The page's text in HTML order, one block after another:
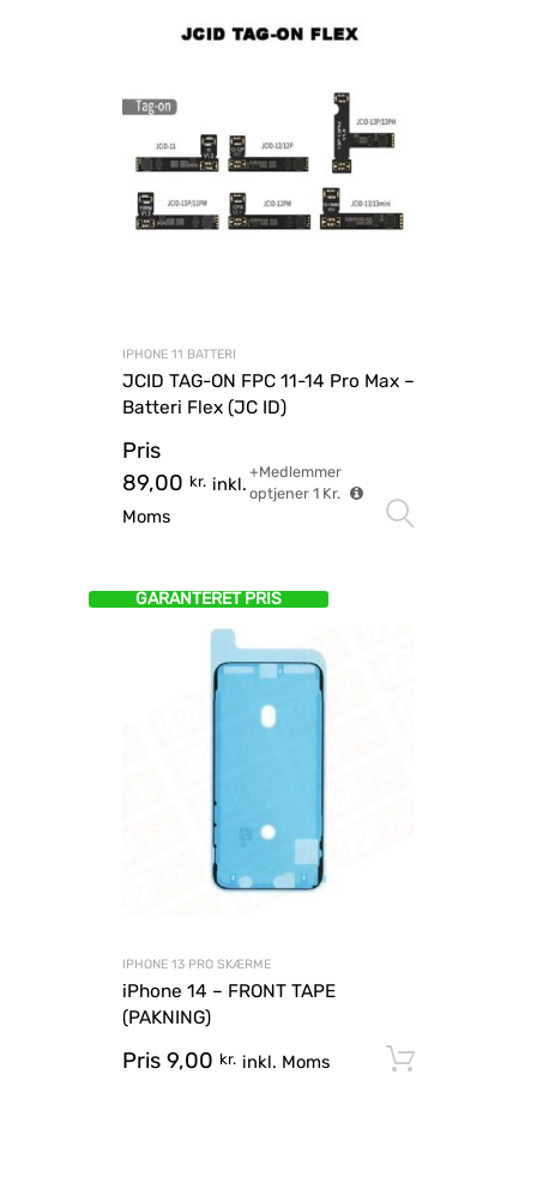
IPHONE 11 BATTERI
JCID TAG-ON FPC 11-14 Pro Max –
Batteri Flex (JC ID)
Pris
89,00 kr. inkl.
Moms
+Medlemmer
optjener1 Kr.
GARANTERET PRIS
IPHONE 13 PRO SKÆRME
iPhone 14 – FRONT TAPE
(PAKNING)
Pris 9,00 kr. inkl. Moms